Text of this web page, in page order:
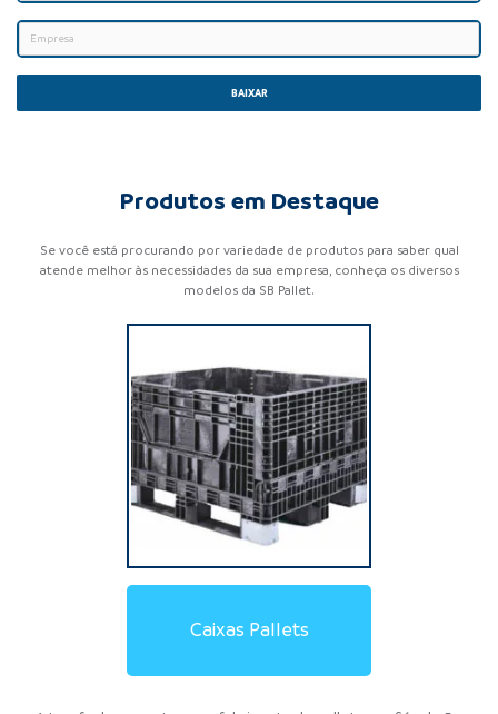
BAIXAR
Produtos em Destaque
Se você está procurando por variedade de produtos para saber qual
atende melhor às necessidades da sua empresa, conheça os diversos
modelos da SB Pallet.
Caixas Pallets
Estrado de Plástico
Locação de Caixas Pallet
Locação de Pallets de
Madeira
Locação de Pallets de
Plásticos
Locação de Racks
Aramados
Pallets de Contenção
Pallets de Madeira
Pallets de Plástico
Racks Metálicos